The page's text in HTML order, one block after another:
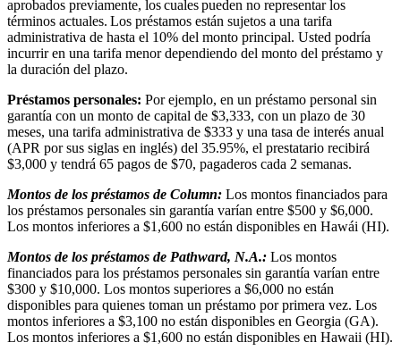
aprobados previamente, los cuales pueden no representar los
términos actuales. Los préstamos están sujetos a una tarifa
administrativa de hasta el 10% del monto principal. Usted podría
incurrir en una tarifa menor dependiendo del monto del préstamo y
la duración del plazo.
Préstamos personales: Por ejemplo, en un préstamo personal sin
garantía con un monto de capital de $3,333, con un plazo de 30
meses, una tarifa administrativa de $333 y una tasa de interés anual
(APR por sus siglas en inglés) del 35.95%, el prestatario recibirá
$3,000 y tendrá 65 pagos de $70, pagaderos cada 2 semanas.
Montos de los préstamos de Column: Los montos financiados para
los préstamos personales sin garantía varían entre $500 y $6,000.
Los montos inferiores a $1,600 no están disponibles en Hawái (HI).
Montos de los préstamos de Pathward, N.A.: Los montos
financiados para los préstamos personales sin garantía varían entre
$300 y $10,000. Los montos superiores a $6,000 no están
disponibles para quienes toman un préstamo por primera vez. Los
montos inferiores a $3,100 no están disponibles en Georgia (GA).
Los montos inferiores a $1,600 no están disponibles en Hawaii (HI).